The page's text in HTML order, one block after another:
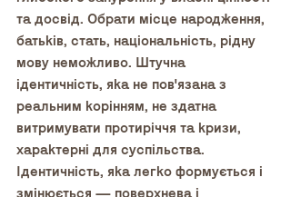
та досвід. Обрати місце народження,
батьків, стать, національність, рідну
мову неможливо. Штучна
ідентичність, яка не пов'язана з
реальним корінням, не здатна
витримувати протиріччя та кризи,
характерні для суспільства.
Ідентичність, яка легко формується і